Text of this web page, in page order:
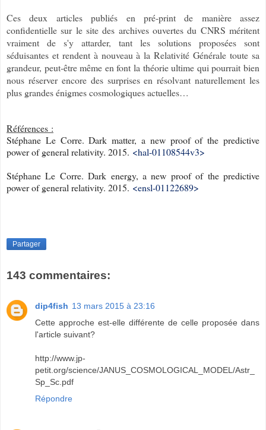
Ces deux articles publiés en pré-print de manière assez
confidentielle sur le site des archives ouvertes du CNRS méritent
vraiment de s'y attarder, tant les solutions proposées sont
séduisantes et rendent à nouveau à la Relativité Générale toute sa
grandeur, peut-être même en font la théorie ultime qui pourrait bien
nous réserver encore des surprises en résolvant naturellement les
plus grandes énigmes cosmologiques actuelles…
Références :
Stéphane Le Corre. Dark matter, a new proof of the predictive
power of general relativity. 2015. <hal-01108544v3>
Stéphane Le Corre. Dark energy, a new proof of the predictive
power of general relativity. 2015. <ensl-01122689>
Partager
143 commentaires:
dip4fish 13 mars 2015 à 23:16
Cette approche est-elle différente de celle proposée dans
l'article suivant?
http://www.jp-
petit.org/science/JANUS_COSMOLOGICAL_MODEL/Astr_
Sp_Sc.pdf
Répondre